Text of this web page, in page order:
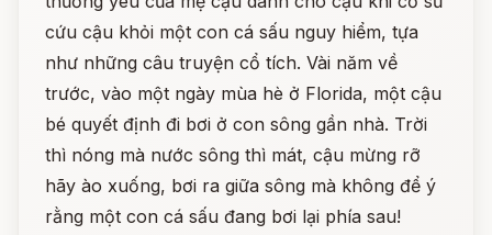
cứu cậu khỏi một con cá sấu nguy hiểm, tựa
như những câu truyện cổ tích. Vài năm về
trước, vào một ngày mùa hè ở Florida, một cậu
bé quyết định đi bơi ở con sông gần nhà. Trời
thì nóng mà nước sông thì mát, cậu mừng rỡ
hãy ào xuống, bơi ra giữa sông mà không để ý
rằng một con cá sấu đang bơi lại phía sau!